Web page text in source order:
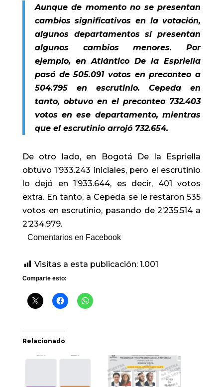
Aunque de momento no se presentan
cambios significativos en la votación,
algunos departamentos sí presentan
algunos cambios menores. Por
ejemplo, en Atlántico De la Espriella
pasó de 505.091 votos en preconteo a
504.795 en escrutinio. Cepeda en
tanto, obtuvo en el preconteo 732.403
votos en ese departamento, mientras
que el escrutinio arrojó 732.654.
De otro lado, en Bogotá De la Espriella
obtuvo 1’933.243 iniciales, pero el escrutinio
lo dejó en 1’933.644, es decir, 401 votos
extra. En tanto, a Cepeda se le restaron 535
votos en escrutinio, pasando de 2’235.514 a
2’234.979.
Comentarios en Facebook
Visitas a esta publicación: 1.001
Comparte esto:
Relacionado